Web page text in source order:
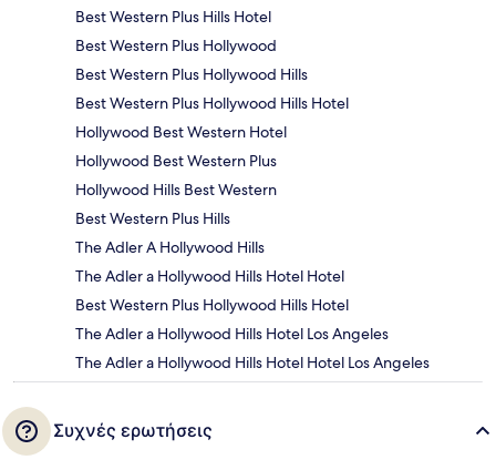
Best Western Plus Hills Hotel
Best Western Plus Hollywood
Best Western Plus Hollywood Hills
Best Western Plus Hollywood Hills Hotel
Hollywood Best Western Hotel
Hollywood Best Western Plus
Hollywood Hills Best Western
Best Western Plus Hills
The Adler A Hollywood Hills
The Adler a Hollywood Hills Hotel Hotel
Best Western Plus Hollywood Hills Hotel
The Adler a Hollywood Hills Hotel Los Angeles
The Adler a Hollywood Hills Hotel Hotel Los Angeles
Συχνές ερωτήσεις